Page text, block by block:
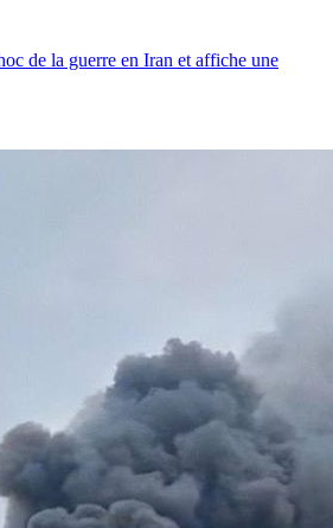
de la guerre en Iran et affiche une